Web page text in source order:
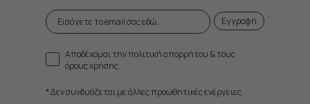
Εγγραφή
Αποδέχομαι την πολιτική απορρήτου & τους
όρους χρήσης.
* Δεν συνδυάζεται με άλλες προωθητικές ενέργειες.